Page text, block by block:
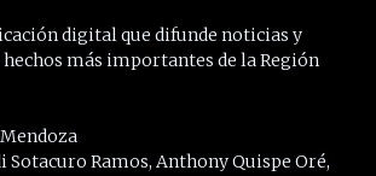
digital que difunde noticias y
más importantes de la Región
Sotacuro Ramos, Anthony Quispe Oré,